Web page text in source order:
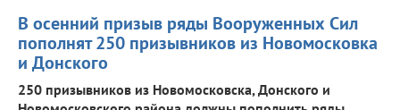
В осенний призыв ряды Вооруженных Сил
пополнят 250 призывников из Новомосковка
и Донского
250 призывников из Новомосковска, Донского и